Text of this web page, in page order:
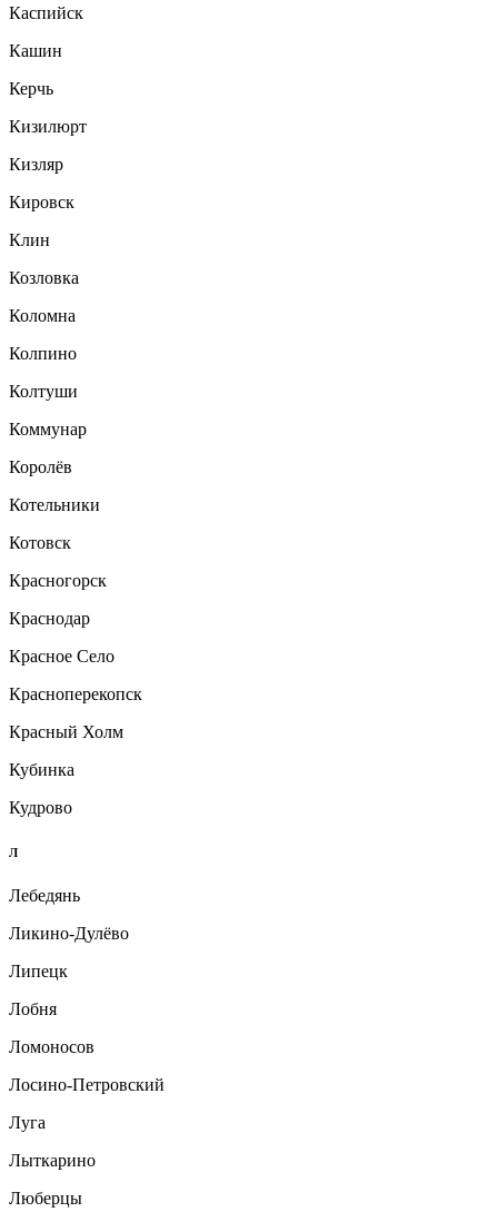
Каспийск
Кашин
Керчь
Кизилюрт
Кизляр
Кировск
Клин
Козловка
Коломна
Колпино
Колтуши
Коммунар
Королёв
Котельники
Котовск
Красногорск
Краснодар
Красное Село
Красноперекопск
Красный Холм
Кубинка
Кудрово
Л
Лебедянь
Ликино-Дулёво
Липецк
Лобня
Ломоносов
Лосино-Петровский
Луга
Лыткарино
Люберцы